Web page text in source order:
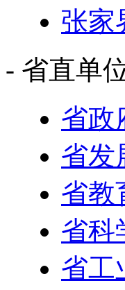
张家
- 省直单
省政
省发
省教
省科
省工